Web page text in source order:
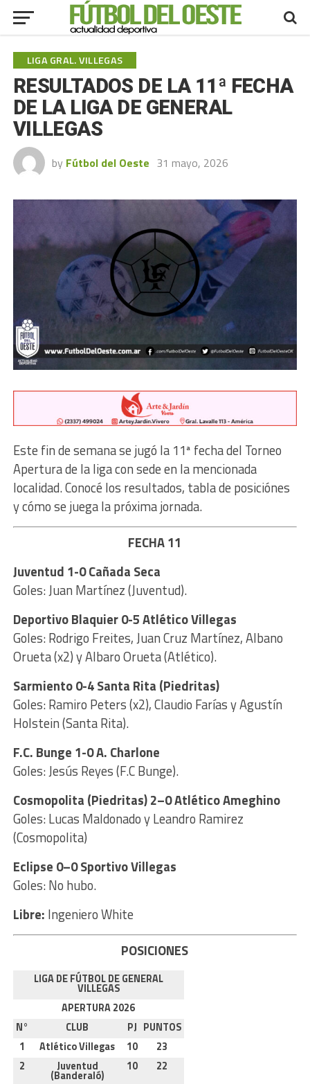
LIGA GRAL. VILLEGAS
RESULTADOS DE LA 11ª FECHA
DE LA LIGA DE GENERAL
VILLEGAS
by Fútbol del Oeste 31 mayo, 2026
Este fin de semana se jugó la 11ª fecha del Torneo
Apertura de la liga con sede en la mencionada
localidad. Conocé los resultados, tabla de posiciónes
y cómo se juega la próxima jornada.
FECHA 11
Juventud 1-0 Cañada Seca
Goles: Juan Martínez (Juventud).
Deportivo Blaquier 0-5 Atlético Villegas
Goles: Rodrigo Freites, Juan Cruz Martínez, Albano
Orueta (x2) y Albaro Orueta (Atlético).
Sarmiento 0-4 Santa Rita (Piedritas)
Goles: Ramiro Peters (x2), Claudio Farías y Agustín
Holstein (Santa Rita).
F.C. Bunge 1-0 A. Charlone
Goles: Jesús Reyes (F.C Bunge).
Cosmopolita (Piedritas) 2–0 Atlético Ameghino
Goles: Lucas Maldonado y Leandro Ramirez
(Cosmopolita)
Eclipse 0–0 Sportivo Villegas
Goles: No hubo.
Libre: Ingeniero White
POSICIONES
LIGA DE FÚTBOL DE GENERAL
VILLEGAS
APERTURA 2026
N°
CLUB PJ PUNTOS
1
Atlético Villegas 10
23
2
Juventud
(Banderaló)
10
22